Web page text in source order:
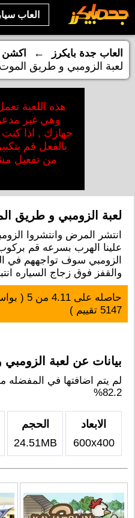
العاب
العاب جدة بايكرز ← اكشن
لعبة الزومبي و طريق الموت
هذه اللعبة
وهي غير
جهازك , اذا كنت
بالفعل قم
من تفعيل
لعبة الزومبي و طريق
انتشر المرض وانتشروا
علينا الهرب بسرعه قم
الزومبي سوف تواجههم في
والقفز فوق زجاج السياره
حاصله على4.11 من5
(
5147 تقييم )
بيانات عن لعبة
لم يتم اضافتها في المفضله
82.2%
الابعاد
600x400
الحجم
24.51MB